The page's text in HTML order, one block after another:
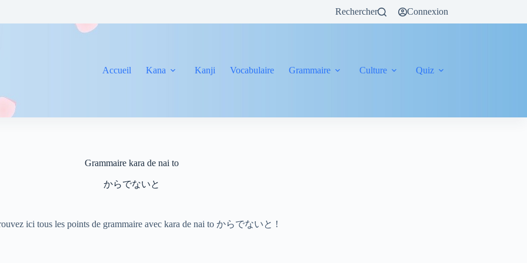
Rechercher Connexion
Accueil Kana Kanji Vocabulaire Grammaire Culture Quiz
Grammaire kara de nai to
からでないと
ici tous les points de grammaire avec kara de nai to からでないと !